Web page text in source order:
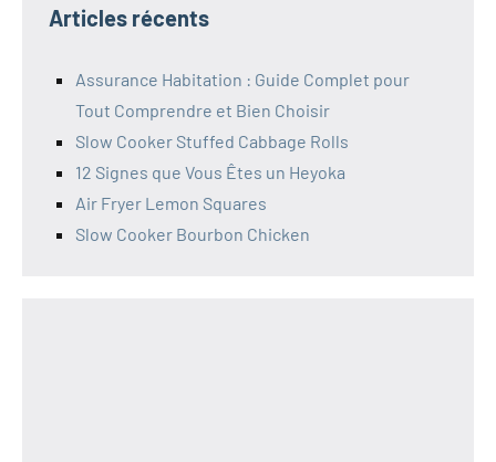
Articles récents
Assurance Habitation : Guide Complet pour
Tout Comprendre et Bien Choisir
Slow Cooker Stuffed Cabbage Rolls
12 Signes que Vous Êtes un Heyoka
Air Fryer Lemon Squares
Slow Cooker Bourbon Chicken